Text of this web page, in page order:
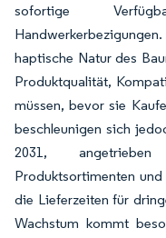
sofortige
haptische Natur des
Produktqualität,
müssen, bevor sie
beschleunigen sich
2031,
Produktsortimenten
die Lieferzeiten für
Wachstum kommt